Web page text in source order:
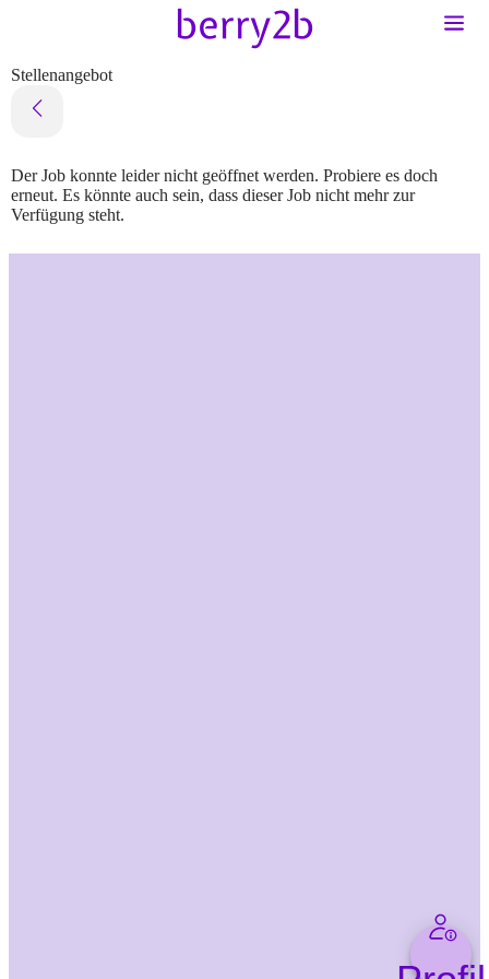
Stellenangebot
Der Job konnte leider nicht geöffnet werden. Probiere es doch
erneut. Es könnte auch sein, dass dieser Job nicht mehr zur
Verfügung steht.